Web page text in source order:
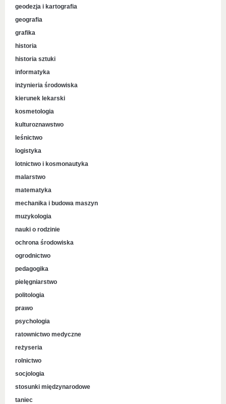
geodezja i kartografia
geografia
grafika
historia
historia sztuki
informatyka
inżynieria środowiska
kierunek lekarski
kosmetologia
kulturoznawstwo
leśnictwo
logistyka
lotnictwo i kosmonautyka
malarstwo
matematyka
mechanika i budowa maszyn
muzykologia
nauki o rodzinie
ochrona środowiska
ogrodnictwo
pedagogika
pielęgniarstwo
politologia
prawo
psychologia
ratownictwo medyczne
reżyseria
rolnictwo
socjologia
stosunki międzynarodowe
taniec